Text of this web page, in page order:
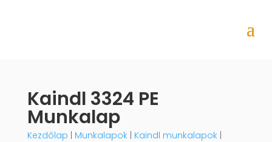
Kaindl 3324 PE
Munkalap
Kezdőlap | Munkalapok| Kaindl munkalapok|